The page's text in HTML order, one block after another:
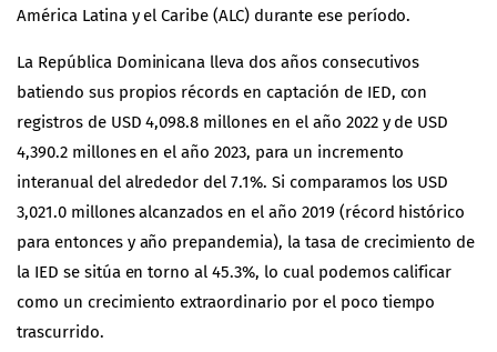
América Latina y el Caribe (ALC) durante ese período.
La República Dominicana lleva dos años consecutivos
batiendo sus propios récords en captación de IED, con
registros de USD 4,098.8 millones en el año 2022 y de USD
4,390.2 millones en el año 2023, para un incremento
interanual del alrededor del 7.1%. Si comparamos los USD
3,021.0 millones alcanzados en el año 2019 (récord histórico
para entonces y año prepandemia), la tasa de crecimiento de
la IED se sitúa en torno al 45.3%, lo cual podemos calificar
como un crecimiento extraordinario por el poco tiempo
trascurrido.